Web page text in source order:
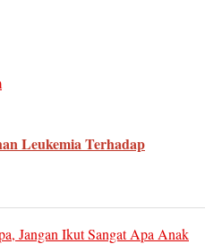
Leukemia Terhadap
Jangan Ikut Sangat Apa Anak